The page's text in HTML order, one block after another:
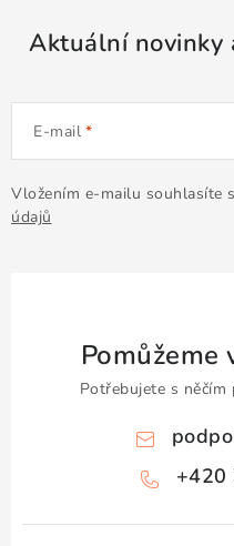
í
r
v
k
Aktuální novinky
E-mail
Vložením e-mailu souhlasíte s
údajů
Pomůžeme
Potřebujete s něčím
+420